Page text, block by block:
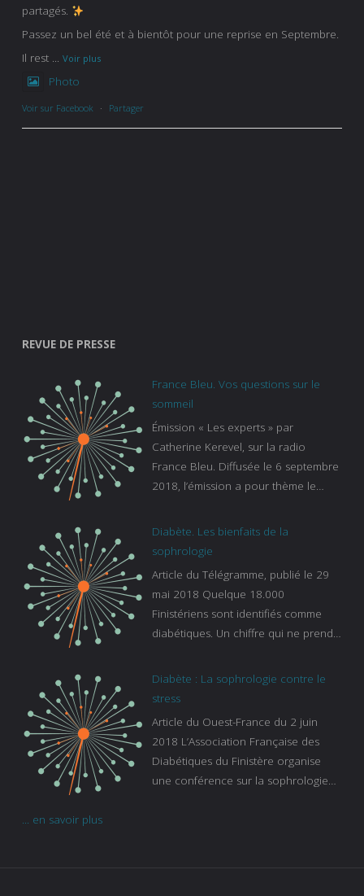
partagés.
Passez un bel été et à bientôt pour une reprise en Septembre.
Il rest ... Voir plus
Photo
Voir sur Facebook · Partager
REVUE DE PRESSE
France Bleu. Vos questions sur le
sommeil
Émission « Les experts » par
Catherine Kerevel, sur la radio
France Bleu. Diffusée le 6 septembre
2018, l’émission a pour thème le
bleu :
https://www.francebleu.fr/emissions/l
sur-le-sommeil
Diabète. Les bienfaits de la
sophrologie
Article du Télégramme, publié le 29
mai 2018 Quelque 18.000
Finistériens sont identifiés comme
diabétiques. Un chiffre qui ne prend
s’ignorent. « C’est une pathologie qui
continue à augmenter, souligne
de la Caisse primaire d’assurance-
maladie. C’est aussi une pathologie
qui peut être handicapante et coûte
cher quand on sait que 37 % des
Diabète : La sophrologie contre le
stress
Article du Ouest-France du 2 juin
2018 L’Association Française des
Diabétiques du Finistère organise
une conférence sur la sophrologie
... en savoir plus